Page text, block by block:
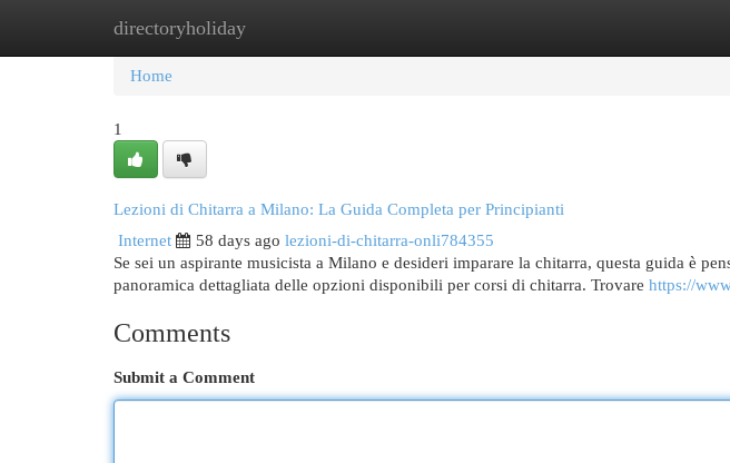
directoryholiday
Home New Site Listings
Home
1
Lezioni di Chitarra a Milano: La Guida Completa per Principianti
Internet
58 days ago lezioni-di-chitarra-onli784355
Se sei un aspirante musicista a Milano e desideri imparare la chitarra, questa guida è
panoramica dettagliata delle opzioni disponibili per corsi di chitarra. Trovare https://
Comments
Submit a Comment